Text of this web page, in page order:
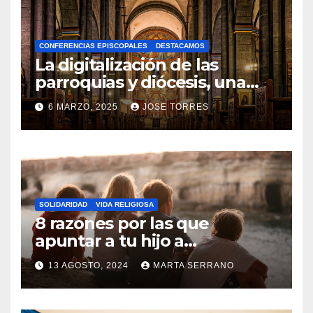
H
A
Y
C
O
M
N
T
A
R
I
O
S
CONFERENCIAS EPISCOPALES DESTACAMOS
La digitalización de las
parroquias y diócesis, una
realidad ya para el futuro de
la Iglesia
6 MARZO, 2025 JOSE TORRES
N
O
H
A
Y
SOLIDARIDAD VIDA RELIGIOSA
8 razones por las que
apuntar a tu hijo a
Catequesis
13 AGOSTO, 2024 MARTA SERRANO
N
O